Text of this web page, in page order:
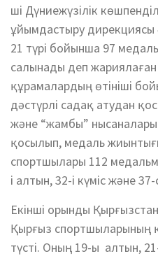
ші Дүниежүзілік
ұйымдастыру дирекциясы
21 түрі бойынша 97
салынады деп
құрамалардың өтініші
дәстүрлі садақ атудан
және “жамбы”
қосылып, медаль
спортшылары 112
і алтын, 32-і күміс және
Екінші орынды
Қырғыз спортшыларының
түсті. Оның 19-ы алтын,